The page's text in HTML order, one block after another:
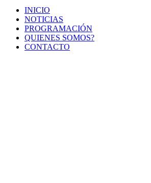
INICIO
NOTICIAS
PROGRAMACIÓN
QUIENES SOMOS?
CONTACTO